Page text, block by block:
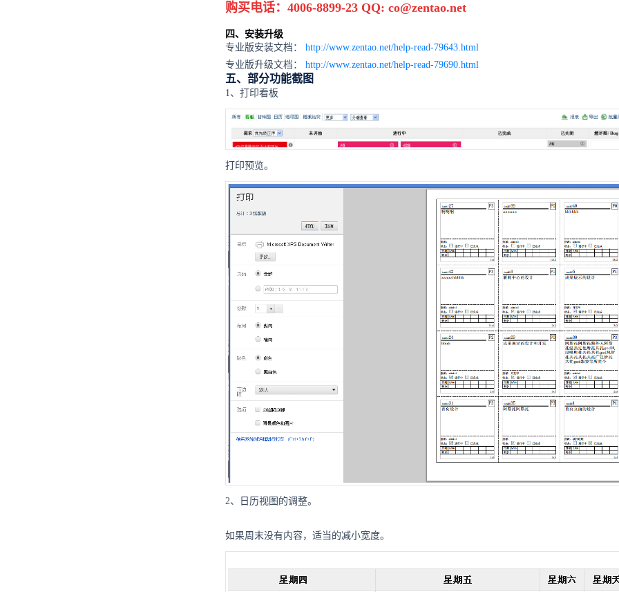
购买电话：4006-8899-23 QQ: co@zentao.net
四、安装升级
专业版安装文档： http://www.zentao.net/help-read-79643.html
专业版升级文档： http://www.zentao.net/help-read-79690.html
五、部分功能截图
1、打印看板
打印预览。
2、日历视图的调整。
如果周末没有内容，适当的减小宽度。